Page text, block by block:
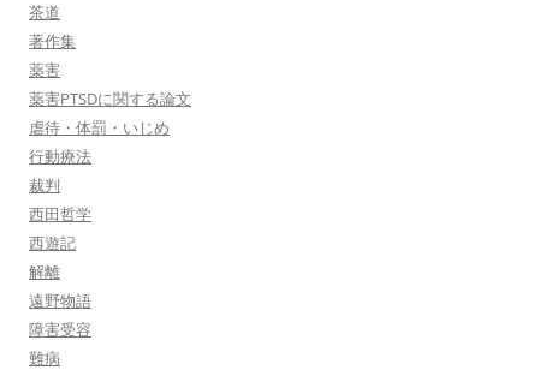
茶道
著作集
薬害
薬害PTSDに関する論文
虐待・体罰・いじめ
行動療法
裁判
西田哲学
西遊記
解離
遠野物語
障害受容
難病